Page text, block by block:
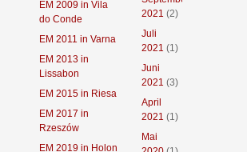
EM 2009 in Vila
do Conde
EM 2011 in Varna
EM 2013 in
Lissabon
EM 2015 in Riesa
EM 2017 in
Rzeszów
EM 2019 in Holon
2021 (2)
Juli
2021 (1)
Juni
2021 (3)
April
2021 (1)
Mai